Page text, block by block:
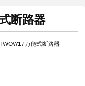
断路器
万能式断路器